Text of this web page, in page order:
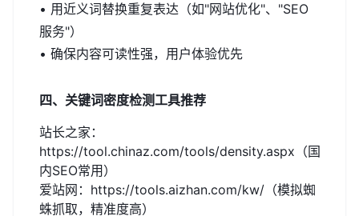
• 用近义词替换重复表达（如"网站优化"、"SEO
服务"）
• 确保内容可读性强，用户体验优先
四、关键词密度检测工具推荐
站长之家：
https://tool.chinaz.com/tools/density.aspx（国
内SEO常用）
爱站网：https://tools.aizhan.com/kw/（模拟蜘
蛛抓取，精准度高）